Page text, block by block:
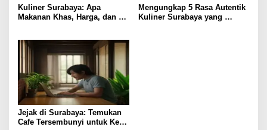
Kuliner Surabaya: Apa
Makanan Khas, Harga, dan
Mengungkap 5 Rasa Autentik
Kuliner Surabaya yang
Jejak di Surabaya: Temukan
Cafe Tersembunyi untuk Kerja